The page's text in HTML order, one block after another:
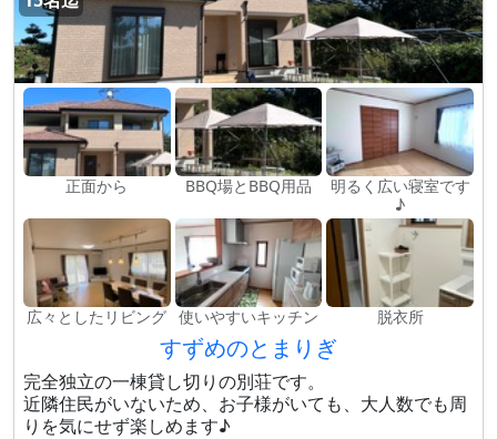
正面から BBQ場とBBQ用品
明るく広い寝室です
♪
広々としたリビング 使いやすいキッチン 脱衣所
すずめのとまりぎ
完全独立の一棟貸し切りの別荘です。
近隣住民がいないため、お子様がいても、大人数でも周
りを気にせず楽しめます♪